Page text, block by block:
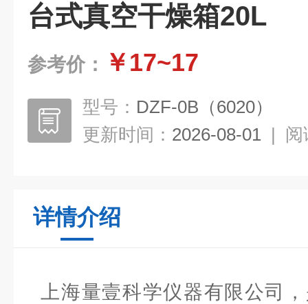
台式真空干燥箱20L
参考价： ￥17~17
型号： DZF-0B（6020）
更新时间： 2026-08-01 | 阅
详情介绍
上海量壹科学仪器有限公司